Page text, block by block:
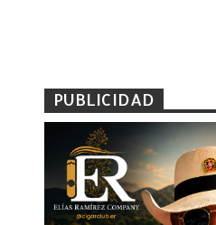
PUBLICIDAD